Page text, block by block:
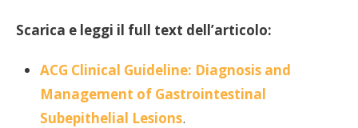
Scarica e leggi il full text dell’articolo:
ACG Clinical Guideline: Diagnosis and
Management of Gastrointestinal
Subepithelial Lesions.